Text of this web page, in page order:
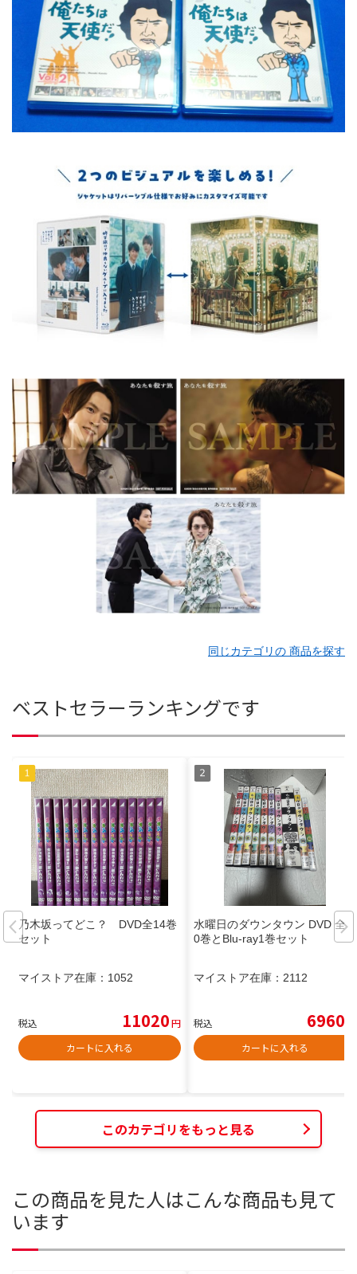
同じカテゴリの 商品を探す
ベストセラーランキングです
乃木坂ってどこ？ DVD全14巻
セット
マイストア在庫： 1052
税込 11020円
カートに入れる
水曜日のダウンタウン DVD 全1
0巻とBlu-ray1巻セット
マイストア在庫： 2112
税込 6960
カートに入れる
このカテゴリをもっと見る
この商品を見た人はこんな商品も見て
います